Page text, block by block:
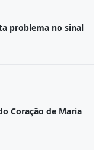
problema no sinal
Coração de Maria